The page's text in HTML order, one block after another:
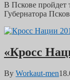
В Пскове пройдет
Губернатора
«Кросс
By Workaut-men